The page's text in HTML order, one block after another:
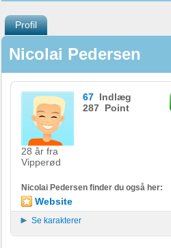
Profil
Nicolai Pedersen
28 år fra
Vipperød
67 Indlæg
287 Point
Nicolai Pedersen finder du også her:
Website
Se karakterer